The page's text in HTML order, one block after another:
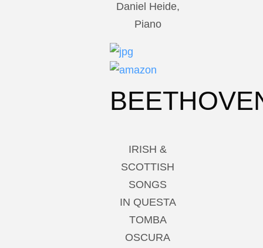
Daniel Heide,
Piano
IRISH &
SCOTTISH
SONGS
IN QUESTA
TOMBA
OSCURA